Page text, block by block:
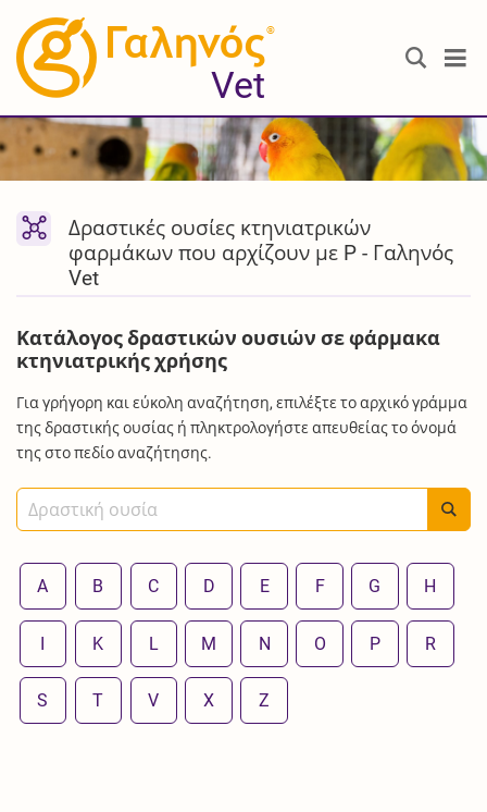
®
Vet
Δραστικές ουσίες κτηνιατρικών
φαρμάκων που αρχίζουν με P - Γαληνός
Vet
Κατάλογος δραστικών ουσιών σε φάρμακα
κτηνιατρικής χρήσης
Για γρήγορη και εύκολη αναζήτηση, επιλέξτε το αρχικό γράμμα
της δραστικής ουσίας ή πληκτρολογήστε απευθείας το όνομά
της στο πεδίο αναζήτησης.
A B C D E F G H
I K L M N O P R
S T V X Z